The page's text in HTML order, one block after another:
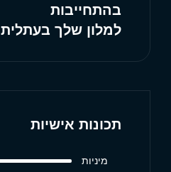
בהתחייבות
למלון שלך בעתלית
תכונות אישיות
מיניות